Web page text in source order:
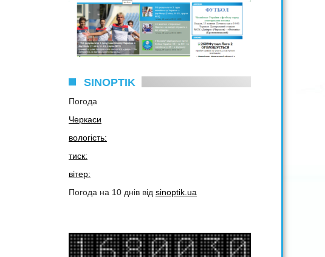
SINOPTIK
Погода
Черкаси
вологість:
тиск:
вітер:
Погода на 10 днів від sinoptik.ua